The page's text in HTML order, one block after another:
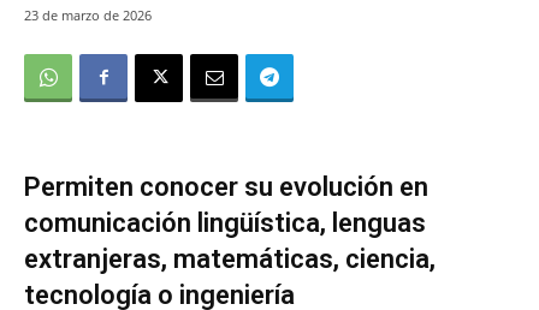
23 de marzo de 2026
Permiten conocer su evolución en
comunicación lingüística, lenguas
extranjeras, matemáticas, ciencia,
tecnología o ingeniería